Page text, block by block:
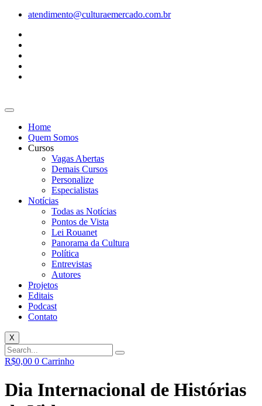
conteúdo
atendimento@culturaemercado.com.br
Home
Quem Somos
Cursos
Vagas Abertas
Demais Cursos
Personalize
Especialistas
Notícias
Todas as Notícias
Pontos de Vista
Lei Rouanet
Panorama da Cultura
Política
Entrevistas
Autores
Projetos
Editais
Podcast
Contato
X
R$0,00 0 Carrinho
Dia Internacional de Histórias